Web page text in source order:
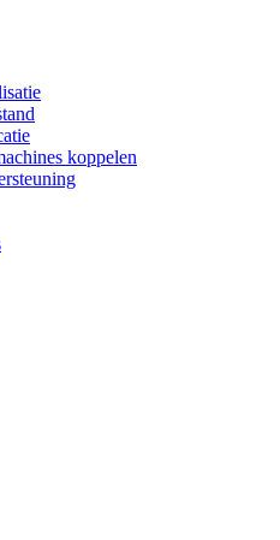
koppelen